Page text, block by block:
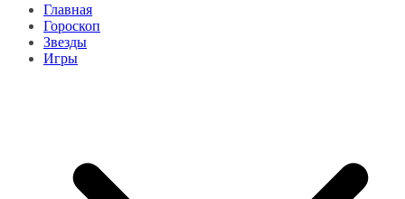
Главная
Гороскоп
Звезды
Игры